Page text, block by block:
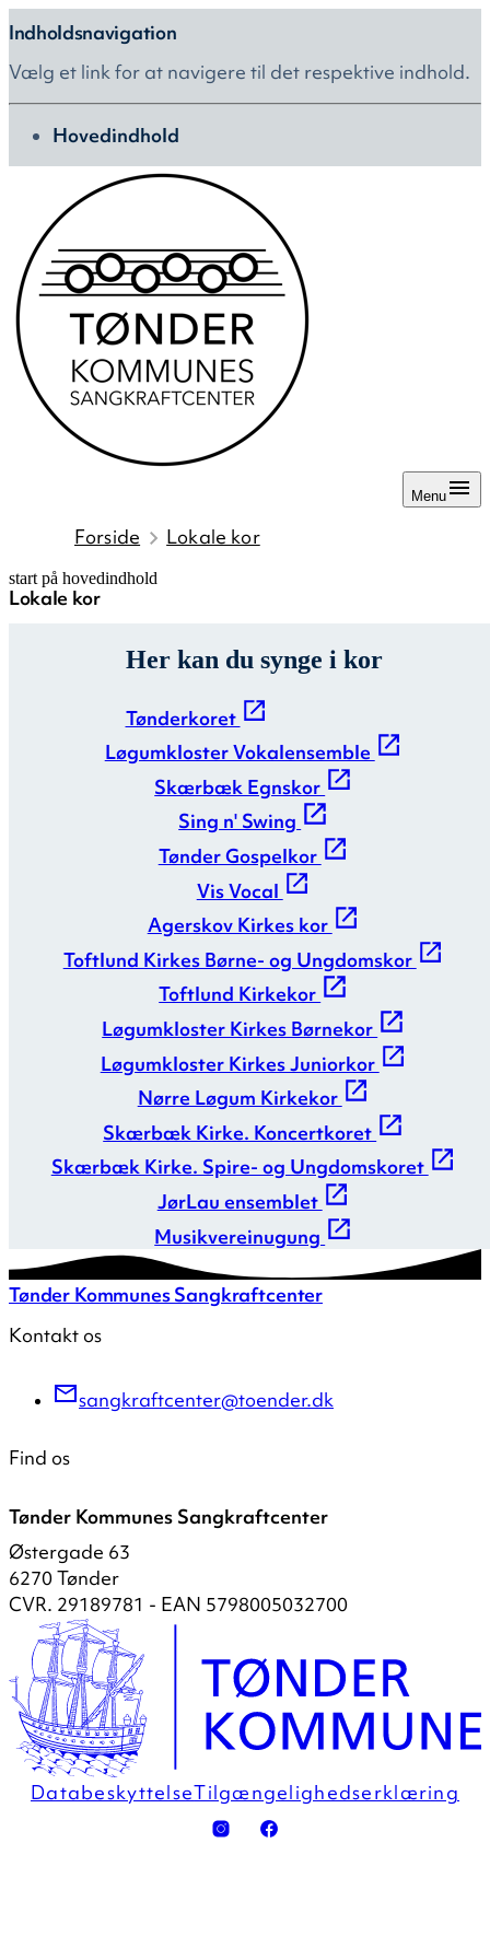
Indholdsnavigation
Vælg et link for at navigere til det respektive indhold.
gå til
Hovedindhold
Menu
Forside Lokale kor
start på hovedindhold
Lokale kor
senest opdateret 12. maj 2026
Her kan du synge i kor
Tønderkoret
Løgumkloster Vokalensemble
Skærbæk Egnskor
Sing n' Swing
Tønder Gospelkor
Vis Vocal
Agerskov Kirkes kor
Toftlund Kirkes Børne- og Ungdomskor
Toftlund Kirkekor
Løgumkloster Kirkes Børnekor
Løgumkloster Kirkes Juniorkor
Nørre Løgum Kirkekor
Skærbæk Kirke. Koncertkoret
Skærbæk Kirke. Spire- og Ungdomskoret
JørLau ensemblet
Musikvereinugung
Tønder Kommunes Sangkraftcenter
Kontakt os
sangkraftcenter@toender.dk
Find os
Tønder Kommunes Sangkraftcenter
Østergade 63
6270 Tønder
CVR. 29189781 - EAN 5798005032700
DatabeskyttelseTilgængelighedserklæring